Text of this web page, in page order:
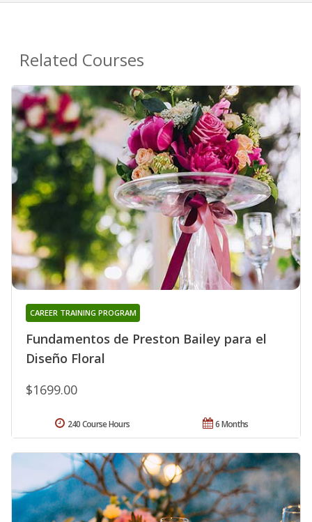
Related Courses
Fundamentos de Preston Bailey para el
Diseño Floral
CAREER TRAINING PROGRAM
$1699.00
6 Months
240 Course Hours